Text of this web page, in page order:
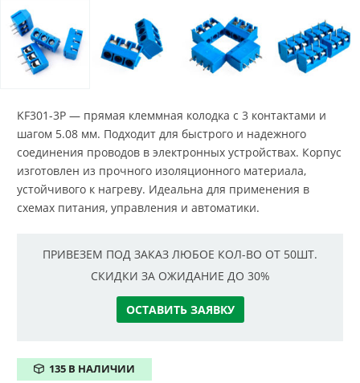
KF301-3P — прямая клеммная колодка с 3 контактами и
шагом 5.08 мм. Подходит для быстрого и надежного
соединения проводов в электронных устройствах. Корпус
изготовлен из прочного изоляционного материала,
устойчивого к нагреву. Идеальна для применения в
схемах питания, управления и автоматики.
ПРИВЕЗЕМ ПОД ЗАКАЗ ЛЮБОЕ КОЛ-ВО ОТ 50ШТ.
СКИДКИ ЗА ОЖИДАНИЕ ДО 30%
ОСТАВИТЬ ЗАЯВКУ
135 В НАЛИЧИИ